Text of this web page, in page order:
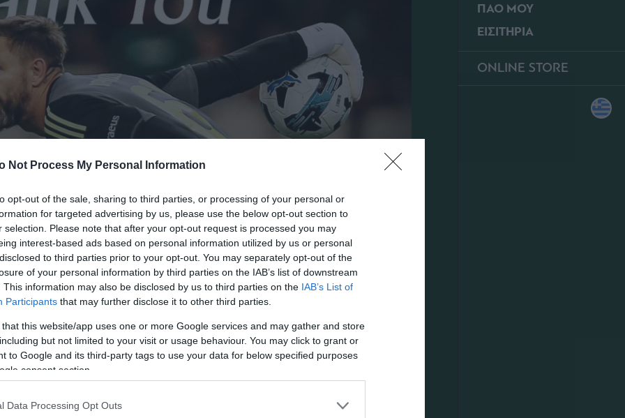
Not Process My Personal Information
opt-out of the sale, sharing to third parties, or processing of your personal or
for targeted advertising by us, please use the below opt-out section to
selection. Please note that after your opt-out request is processed you may
interest-based ads based on personal information utilized by us or personal
to third parties prior to your opt-out. You may separately opt-out of the
of your personal information by third parties on the IAB’s list of downstream
This information may also be disclosed by us to third parties on the IAB’s List of
Participants that may further disclose it to other third parties.
that this website/app uses one or more Google services and may gather and store
but not limited to your visit or usage behaviour. You may click to grant or
to Google and its third-party tags to use your data for below specified purposes
consent section.
Data Processing Opt Outs
ΠΑΟ ΜΟΥ
ΕΙΣΙΤΗΡΙΑ
ONLINE STORE